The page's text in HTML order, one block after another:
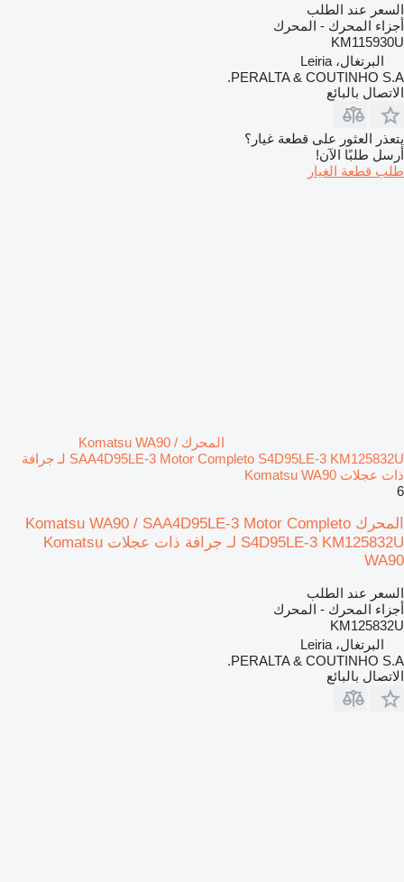
السعر عند الطلب
أجزاء المحرك - المحرك
KM115930U
البرتغال، Leiria
PERALTA & COUTINHO S.A.
الاتصال بالبائع
يتعذر العثور على قطعة غيار؟
أرسل طلبًا الآن!
طلب قطعة الغيار
المحرك Komatsu WA90 /
SAA4D95LE-3 Motor Completo S4D95LE-3 KM125832U لـ جرافة
ذات عجلات Komatsu WA90
6
المحرك Komatsu WA90 / SAA4D95LE-3 Motor Completo
S4D95LE-3 KM125832U لـ جرافة ذات عجلات Komatsu
WA90
السعر عند الطلب
أجزاء المحرك - المحرك
KM125832U
البرتغال، Leiria
PERALTA & COUTINHO S.A.
الاتصال بالبائع